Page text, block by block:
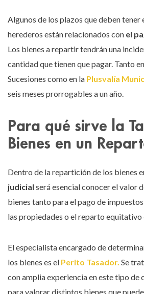
Algunos de los plazos que deben tener
herederos están relacionados con el
Los bienes a repartir tendrán una
cantidad que tienen que pagar. Tanto
Sucesiones como en la Plusvalía
seis meses prorrogables a un año.
Para qué sirve la
Bienes en un
Dentro de la repartición de los bienes
judicial será esencial conocer el valor
bienes tanto para el pago de
las propiedades o el reparto equitativo
El especialista encargado de
los bienes es el Perito Tasador. Se
con amplia experiencia en este tipo de
para valorar distintos bienes que